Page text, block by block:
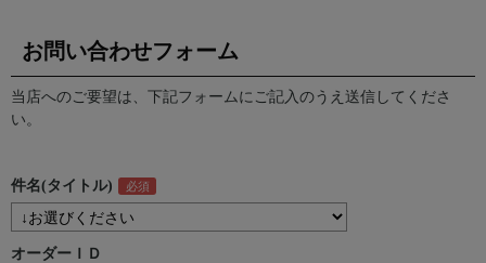
お問い合わせフォーム
当店へのご要望は、下記フォームにご記入のうえ送信してくださ
い。
件名(タイトル)
オーダーＩＤ